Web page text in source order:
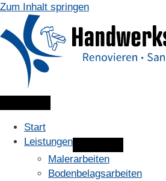
Zum Inhalt springen
Start
Leistungen
Malerarbeiten
Bodenbelagsarbeiten